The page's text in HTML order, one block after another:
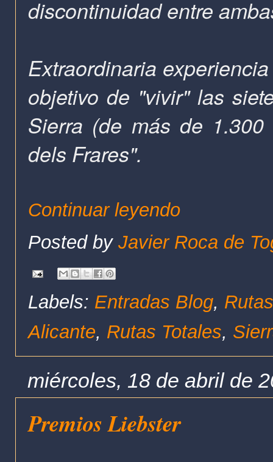
discontinuidad entre
Extraordinaria
objetivo de "vivir" las
Sierra (de más de
dels Frares".
Continuar leyendo
Posted by Javier Roca de
Labels: Entradas Blog,
Alicante, Rutas Totales,
miércoles, 18 de abril de
Premios Liebster